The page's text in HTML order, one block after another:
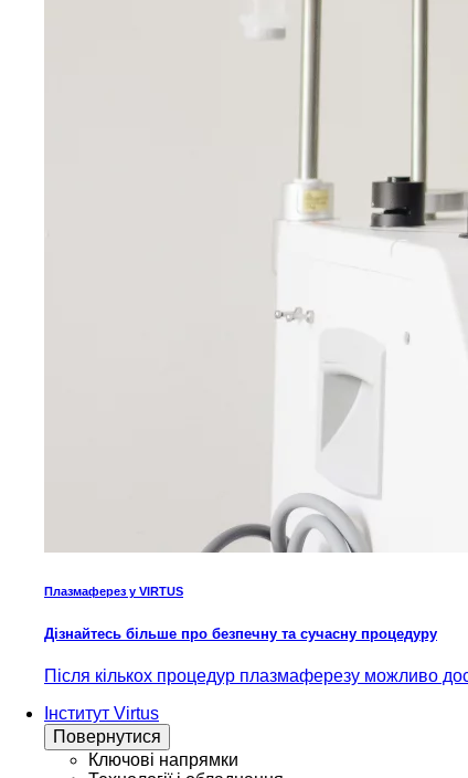
Плазмаферез у VIRTUS
Дізнайтесь більше про безпечну та сучасну процедуру
Після кількох процедур плазмаферезу можливо
Інститут Virtus
Повернутися
Ключові напрямки